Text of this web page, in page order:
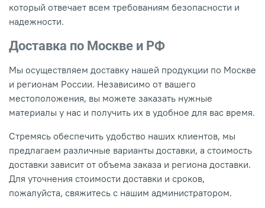
который отвечает всем требованиям безопасности и
надежности.
Доставка по Москве и РФ
Мы осуществляем доставку нашей продукции по Москве
и регионам России. Независимо от вашего
местоположения, вы можете заказать нужные
материалы у нас и получить их в удобное для вас время.
Стремясь обеспечить удобство наших клиентов, мы
предлагаем различные варианты доставки, а стоимость
доставки зависит от объема заказа и региона доставки.
Для уточнения стоимости доставки и сроков,
пожалуйста, свяжитесь с нашим администратором.